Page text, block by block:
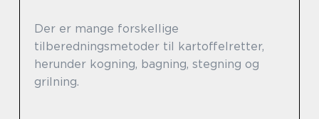
Der er mange forskellige
tilberedningsmetoder til kartoffelretter,
herunder kogning, bagning, stegning og
grilning.